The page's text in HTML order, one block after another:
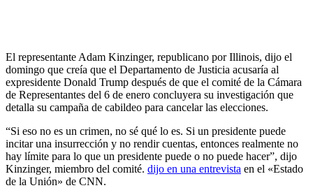
El representante Adam Kinzinger, republicano por Illinois, dijo el
domingo que creía que el Departamento de Justicia acusaría al
expresidente Donald Trump después de que el comité de la Cámara
de Representantes del 6 de enero concluyera su investigación que
detalla su campaña de cabildeo para cancelar las elecciones.
“Si eso no es un crimen, no sé qué lo es. Si un presidente puede
incitar una insurrección y no rendir cuentas, entonces realmente no
hay límite para lo que un presidente puede o no puede hacer”, dijo
Kinzinger, miembro del comité. dijo en una entrevista en el «Estado
de la Unión» de CNN.